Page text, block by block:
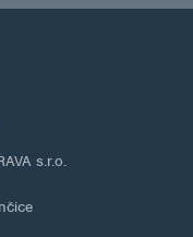
s.r.o.